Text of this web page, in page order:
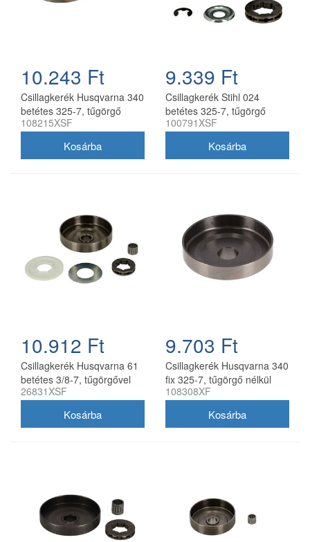
10.243 Ft
Csillagkerék Husqvarna 340
betétes 325-7, tűgörgő
nélkül oregon utángyártott
108215XSF
9.339 Ft
Csillagkerék Stihl 024
betétes 325-7, tűgörgő
nélkül oregon utángyártott
100791XSF
10.912 Ft
Csillagkerék Husqvarna 61
betétes 3/8-7, tűgörgővel
oregon utángyártott
26831XSF
9.703 Ft
Csillagkerék Husqvarna 340
fix 325-7, tűgörgő nélkül
oregon utángyártott
108308XF